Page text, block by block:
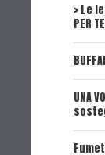
> Le
PER
UNA